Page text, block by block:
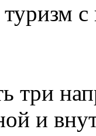
с
три
и